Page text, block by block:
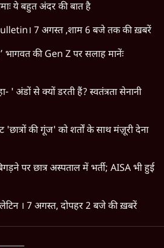
ये बहुत अंदर की बात है
7 अगस्त ,शाम 6 बजे तक की ख़बरें
भागवत की Gen Z पर सलाह मानेंः
' अंडों से क्यों डरती हैं? स्वतंत्रता सेनानी
की गूंज' को शर्तों के साथ मंज़ूरी देना
पर छात्र अस्पताल में भर्ती; AISA भी हुई
। 7 अगस्त, दोपहर 2 बजे की ख़बरें